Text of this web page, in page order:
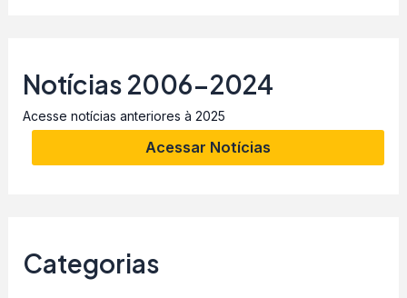
Notícias 2006-2024
Acesse notícias anteriores à 2025
Acessar Notícias
Categorias